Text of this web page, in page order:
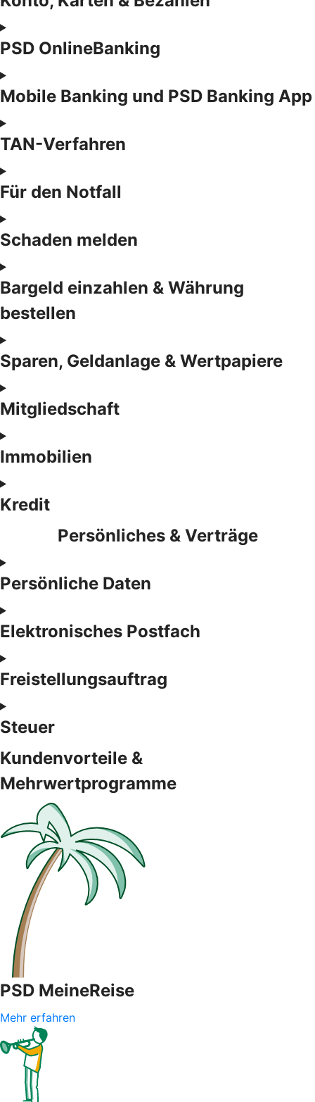
PSD OnlineBanking
Mobile Banking und PSD Banking App
TAN-Verfahren
Für den Notfall
Schaden melden
Bargeld einzahlen & Währung
bestellen
Sparen, Geldanlage & Wertpapiere
Mitgliedschaft
Immobilien
Kredit
Persönliches & Verträge
Persönliche Daten
Elektronisches Postfach
Freistellungsauftrag
Steuer
Kundenvorteile &
Mehrwertprogramme
PSD MeineReise
Mehr erfahren